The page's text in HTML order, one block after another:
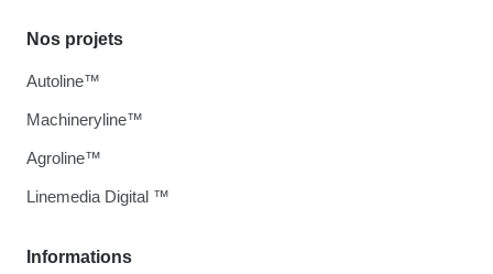
Informations
Nos projets
Autoline™
Machineryline™
Agroline™
Linemedia Digital ™